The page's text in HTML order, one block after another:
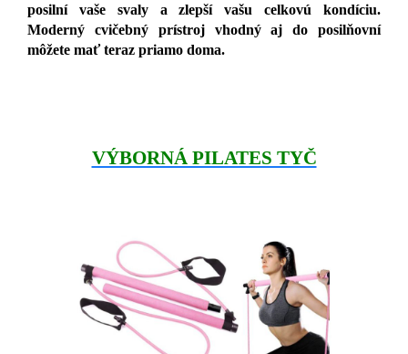
posilní vaše svaly a zlepší vašu celkovú kondíciu.
Moderný cvičebný prístroj vhodný aj do posilňovní
môžete mať teraz priamo doma.
VÝBORNÁ PILATES TYČ